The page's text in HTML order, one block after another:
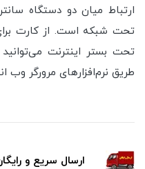
تحت شبکه است. از کارت برای
تحت بستر اینترنت می‌توانید
طریق نرم‌افزارهای مرورگر وب
ارسال سریع و